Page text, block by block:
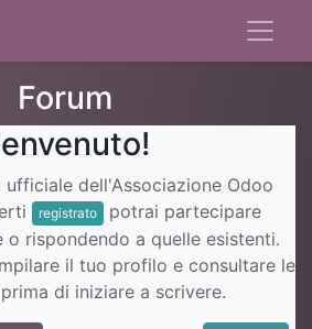
Forum
dell'Associazione Odoo
registrato
potrai partecipare
o rispondendo a quelle esistenti.
il tuo profilo e consultare le
di iniziare a scrivere.